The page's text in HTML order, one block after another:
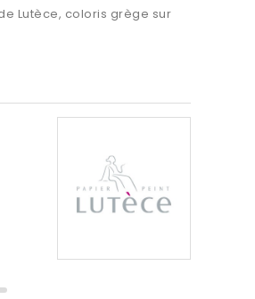
Lutèce, coloris grège sur